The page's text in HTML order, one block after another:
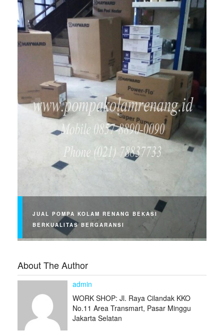
JUAL POMPA KOLAM RENANG BEKASI
BERKUALITAS BERGARANSI
About The Author
admin
WORK SHOP: Jl. Raya Cilandak KKO
No.11 Area Transmart, Pasar Minggu
Jakarta Selatan